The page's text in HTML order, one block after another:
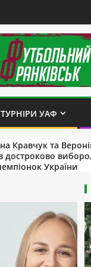
ТУРНІРИ УАФ
та Вероніка
вибороли